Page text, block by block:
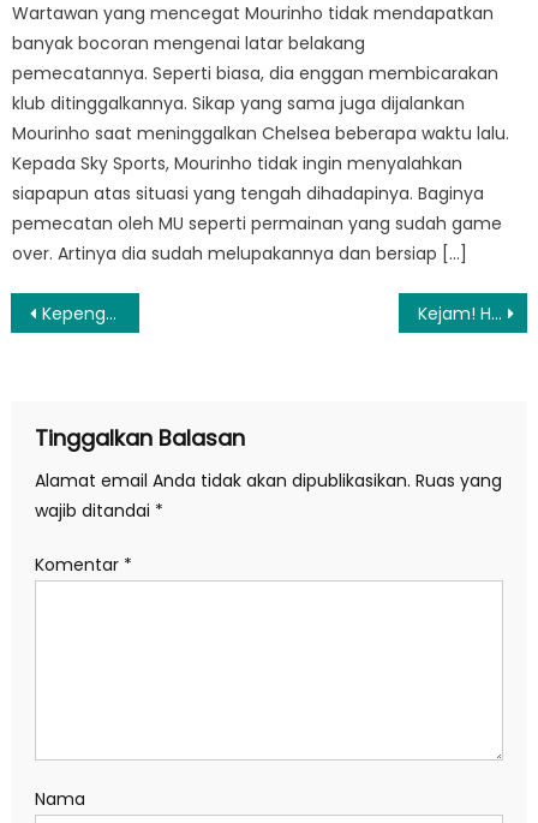
Wartawan yang mencegat Mourinho tidak mendapatkan
banyak bocoran mengenai latar belakang
pemecatannya. Seperti biasa, dia enggan membicarakan
klub ditinggalkannya. Sikap yang sama juga dijalankan
Mourinho saat meninggalkan Chelsea beberapa waktu lalu.
Kepada Sky Sports, Mourinho tidak ingin menyalahkan
siapapun atas situasi yang tengah dihadapinya. Baginya
pemecatan oleh MU seperti permainan yang sudah game
over. Artinya dia sudah melupakannya dan bersiap […]
Navigasi
Kepengurusan PBNU Masa Khidmat 2022-2027 Dirombak, Ini Susunan Pengurus yang Baru Kejam! Harta Dikuras, Korban Diperkosa Lalu Dibunuh, Jasad Dibuang di Septic Tank
Tinggalkan Balasan
Alamat email Anda tidak akan dipublikasikan. Ruas yang
wajib ditandai *
Komentar *
Nama